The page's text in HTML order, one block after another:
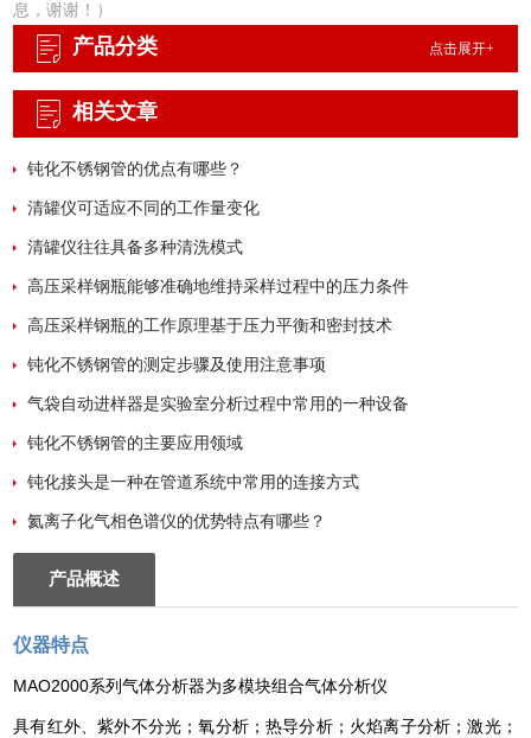
息，谢谢！）
产品分类 点击展开+
相关文章
钝化不锈钢管的优点有哪些？
清罐仪可适应不同的工作量变化
清罐仪往往具备多种清洗模式
高压采样钢瓶能够准确地维持采样过程中的压力条件
高压采样钢瓶的工作原理基于压力平衡和密封技术
钝化不锈钢管的测定步骤及使用注意事项
气袋自动进样器是实验室分析过程中常用的一种设备
钝化不锈钢管的主要应用领域
钝化接头是一种在管道系统中常用的连接方式
氦离子化气相色谱仪的优势特点有哪些？
产品概述
仪器特点
MAO2000系列气体分析器为多模块组合气体分析仪
具有红外、紫外不分光；氧分析；热导分析；火焰离子分析；激光；